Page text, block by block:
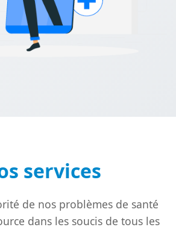
services
de nos problèmes de santé
dans les soucis de tous les